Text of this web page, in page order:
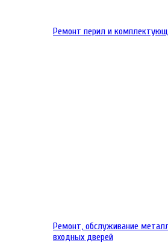
Ремонт перил и
Ремонт, обслуживание
входных дверей